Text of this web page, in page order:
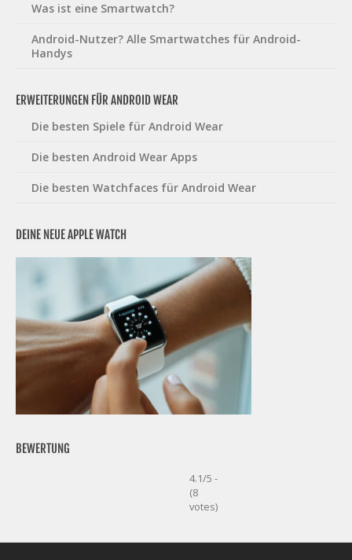
Was ist eine Smartwatch?
Android-Nutzer? Alle Smartwatches für Android-
Handys
ERWEITERUNGEN FÜR ANDROID WEAR
Die besten Spiele für Android Wear
Die besten Android Wear Apps
Die besten Watchfaces für Android Wear
DEINE NEUE APPLE WATCH
BEWERTUNG
4.1/5 -
(8
votes)